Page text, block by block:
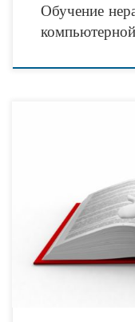
Обучение
13 декабря 2013 Максим
ограничивает
запрещенной. К данной
на пропаганду